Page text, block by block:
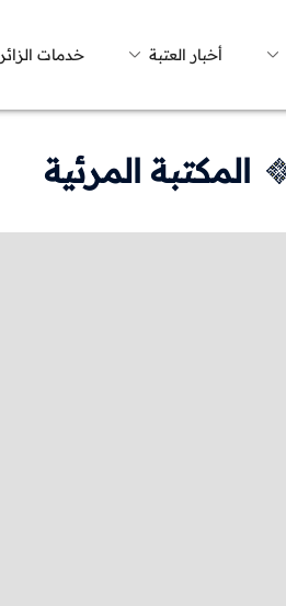
أخبار العتبة خدمات الزائر
المكتبة المرئية